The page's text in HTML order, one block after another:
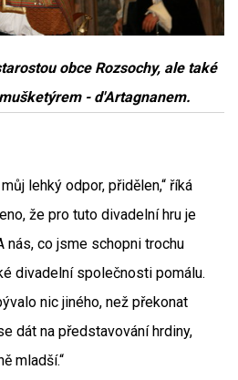
obce Rozsochy, ale také
- d'Artagnanem.
lehký odpor, přidělen,“ říká
že pro tuto divadelní hru je
nás, co jsme schopni trochu
divadelní společnosti pomálu.
nic jiného, než překonat
dát na představování hrdiny,
mladší.“